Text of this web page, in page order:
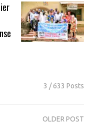
3 / 633 Posts
OLDER POST